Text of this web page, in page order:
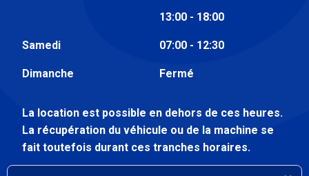
13:00 - 18:00
Samedi 07:00 - 12:30
Dimanche Fermé
La location est possible en dehors de ces heures.
La récupération du véhicule ou de la machine se
fait toutefois durant ces tranches horaires.